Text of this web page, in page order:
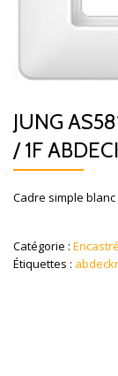
JUNG
/ 1F
Cadre simple blanc
Catégorie : Encastré
Étiquettes :